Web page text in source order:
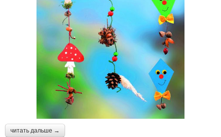
читать дальше →